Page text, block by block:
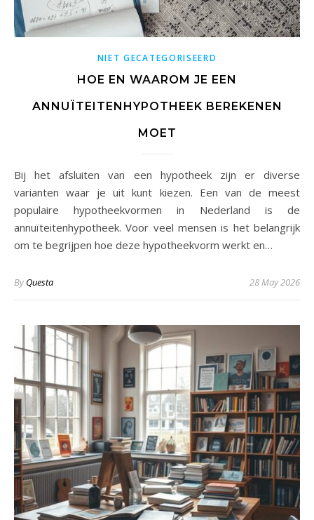
NIET GECATEGORISEERD
HOE EN WAAROM JE EEN
ANNUÏTEITENHYPOTHEEK BEREKENEN
MOET
Bij het afsluiten van een hypotheek zijn er diverse
varianten waar je uit kunt kiezen. Een van de meest
populaire hypotheekvormen in Nederland is de
annuïteitenhypotheek. Voor veel mensen is het belangrijk
om te begrijpen hoe deze hypotheekvorm werkt en…
ByQuesta 28 May 2026